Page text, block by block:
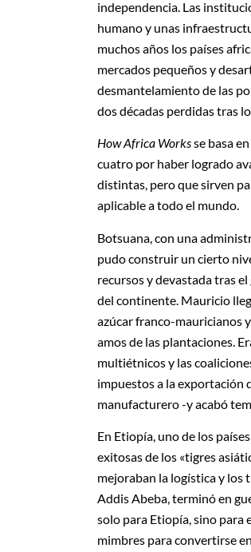
independencia. Las
humano y unas
muchos años los países
mercados pequeños y
desmantelamiento de las
dos décadas perdidas tras
How Africa Worksse basa
cuatro por haber logrado
distintas, pero que sirven
aplicable a todo el mundo.
Botsuana, con una
pudo construir un cierto
recursos y devastada tras
del continente. Mauricio
azúcar franco-mauricianos
amos de las plantaciones.
multiétnicos y las
impuestos a la exportación
manufacturero -y acabó
En Etiopía, uno de los
exitosas de los «tigres
mejoraban la logística y los
Addis Abeba, terminó en
solo para Etiopía, sino para
mimbres para convertirse